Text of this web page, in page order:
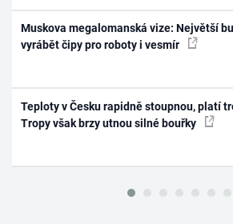
Muskova megalomanská vize: Největší
vyrábět čipy pro roboty i vesmír
Teploty v Česku rapidně stoupnou, platí
Tropy však brzy utnou silné bouřky